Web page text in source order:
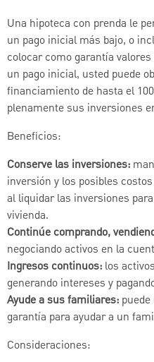
Una hipoteca con prenda le
un pago inicial más bajo, o
colocar como garantía
un pago inicial, usted puede
financiamiento de hasta el
plenamente sus inversiones
Beneficios:
Conserve las inversiones:
inversión y los posibles
al liquidar las inversiones
vivienda.
Continúe comprando,
negociando activos en la
Ingresos continuos: los
generando intereses y
Ayude a sus familiares:
garantía para ayudar a un
Consideraciones: